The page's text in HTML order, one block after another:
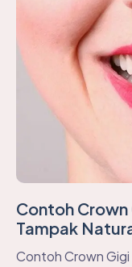
Contoh Crown
Tampak
Contoh Crown